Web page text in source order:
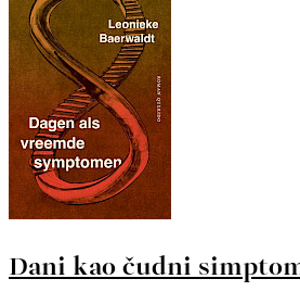
Dani kao čudni